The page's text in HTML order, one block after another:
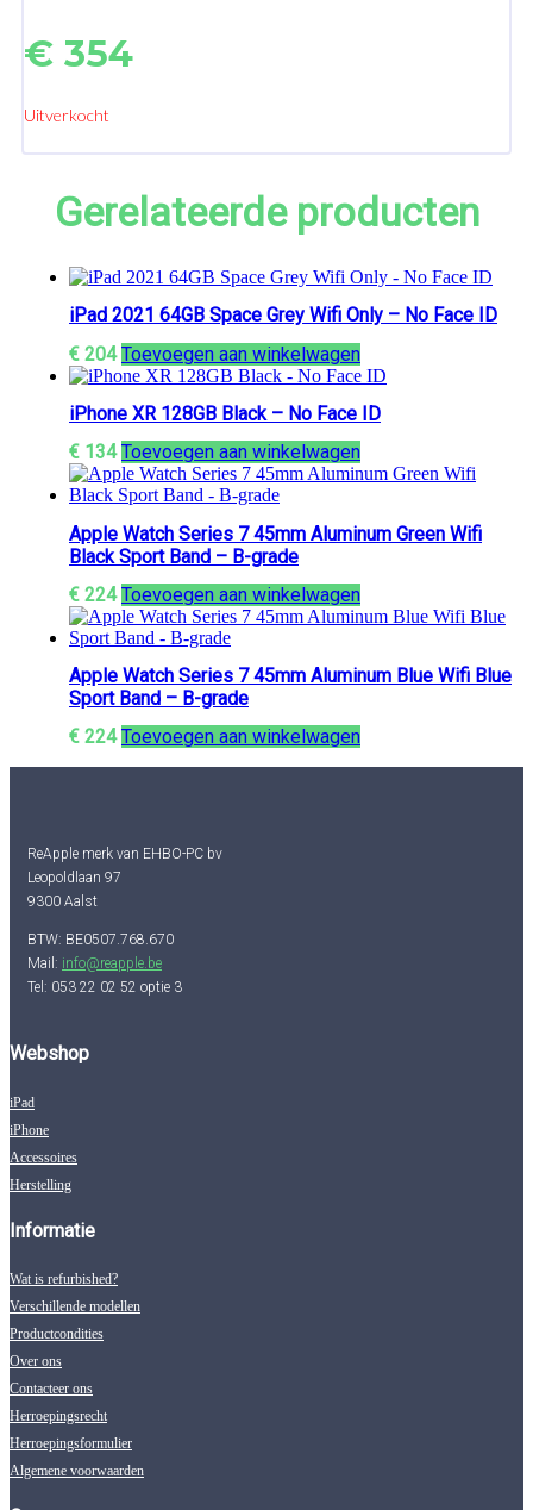
€ 354
Uitverkocht
Gerelateerde producten
iPad 2021 64GB Space Grey Wifi Only – No Face ID
€ 204 Toevoegen aan winkelwagen
iPhone XR 128GB Black – No Face ID
€ 134 Toevoegen aan winkelwagen
Apple Watch Series 7 45mm Aluminum Green Wifi
Black Sport Band – B-grade
€ 224 Toevoegen aan winkelwagen
Apple Watch Series 7 45mm Aluminum Blue Wifi Blue
Sport Band – B-grade
€ 224 Toevoegen aan winkelwagen
ReApple merk van EHBO-PC bv
Leopoldlaan 97
9300 Aalst
BTW: BE0507.768.670
Mail: info@reapple.be
Tel: 053 22 02 52 optie 3
Webshop
iPad
iPhone
Accessoires
Herstelling
Informatie
Wat is refurbished?
Verschillende modellen
Productcondities
Over ons
Contacteer ons
Herroepingsrecht
Herroepingsformulier
Algemene voorwaarden